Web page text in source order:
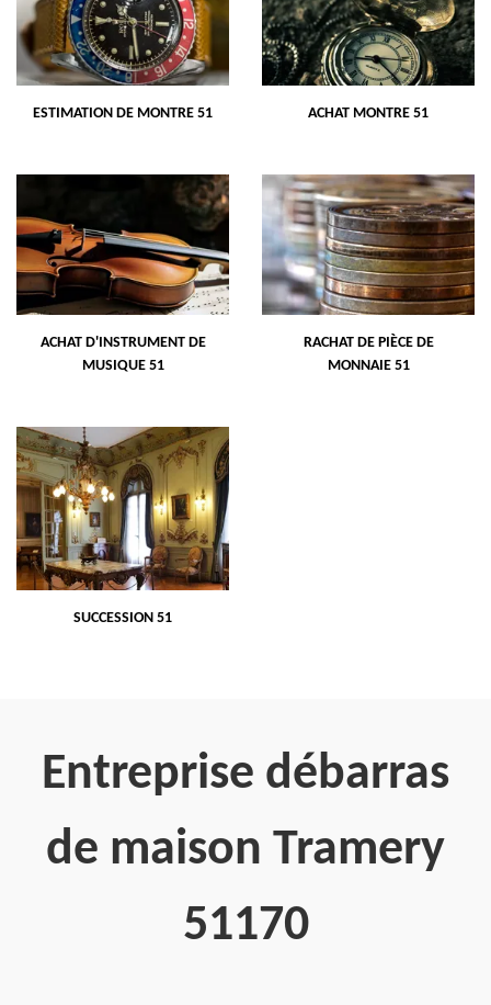
ESTIMATION DE MONTRE 51 ACHAT MONTRE 51
ACHAT D'INSTRUMENT DE
MUSIQUE 51
RACHAT DE PIÈCE DE
MONNAIE 51
SUCCESSION 51
Entreprise débarras
de maison Tramery
51170